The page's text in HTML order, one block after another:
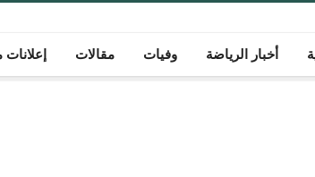
أخبار الرياضة وفيات مقالات إعلانات